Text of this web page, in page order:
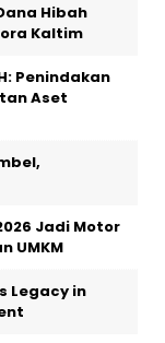
Hibah
Kaltim
Penindakan
Aset
Jadi Motor
UMKM
Legacy in